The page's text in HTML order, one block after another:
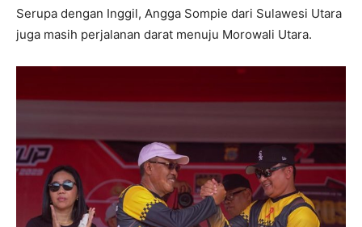
Serupa dengan Inggil, Angga Sompie dari Sulawesi Utara
juga masih perjalanan darat menuju Morowali Utara.